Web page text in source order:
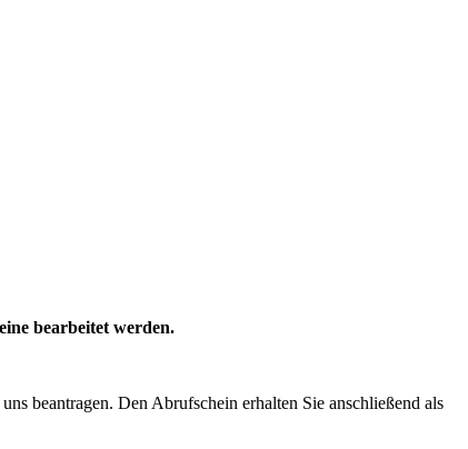
bearbeitet werden.
beantragen. Den Abrufschein erhalten Sie anschließend als